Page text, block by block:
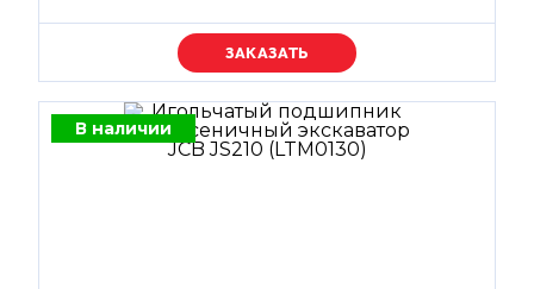
Уточняйте цену
В наличии